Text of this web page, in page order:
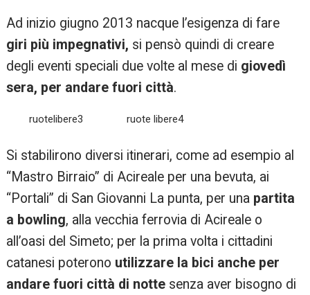
Ad inizio giugno 2013 nacque l’esigenza di fare
giri più impegnativi, si pensò quindi di creare
degli eventi speciali due volte al mese di giovedì
sera, per andare fuori città.
ruotelibere3 ruote libere4
Si stabilirono diversi itinerari, come ad esempio al
“Mastro Birraio” di Acireale per una bevuta, ai
“Portali” di San Giovanni La punta, per una partita
a bowling, alla vecchia ferrovia di Acireale o
all’oasi del Simeto; per la prima volta i cittadini
catanesi poterono utilizzare la bici anche per
andare fuori città di notte senza aver bisogno di